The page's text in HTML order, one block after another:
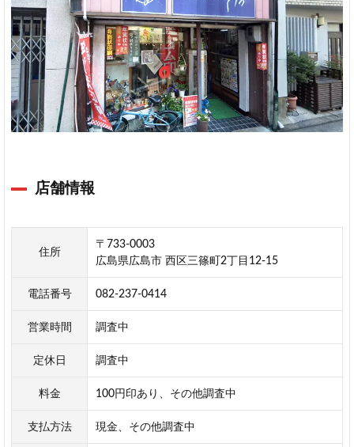
店舗情報
住所
〒733-0003
広島県広島市 西区三篠町2丁目12-15
電話番号 082-237-0414
営業時間 調査中
定休日 調査中
料金 100円印あり、その他調査中
支払方法 現金、その他調査中